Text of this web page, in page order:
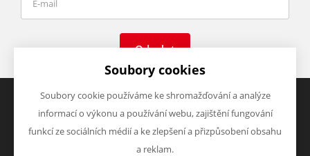
Odeslat
VŠE O NÁKUPU
VÝHODY A SLEVY
Zboží v akci
Soubory cookies
Soubory cookie používáme ke shromažďování a analýze
informací o výkonu a používání webu, zajištění fungování
funkcí ze sociálních médií a ke zlepšení a přizpůsobení obsahu
a reklam.